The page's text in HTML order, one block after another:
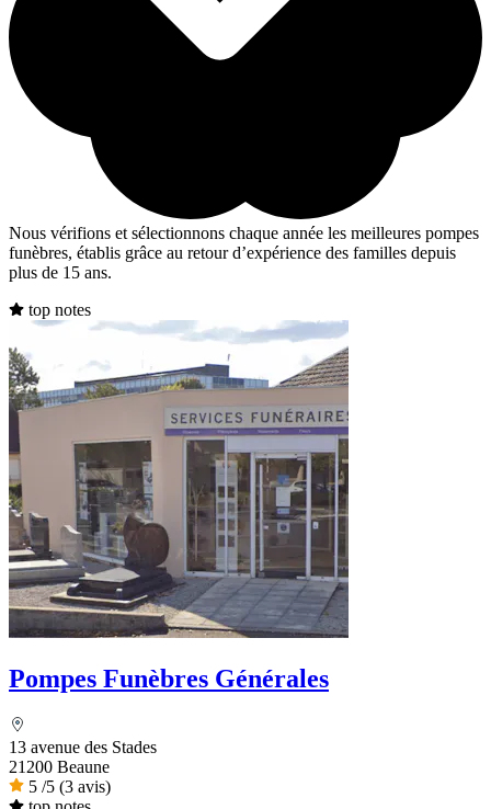
Nous vérifions et sélectionnons chaque année les meilleures pompes
funèbres, établis grâce au retour d’expérience des familles depuis
plus de 15 ans.
top notes
Pompes Funèbres Générales
13 avenue des Stades
21200 Beaune
5 /5 (3 avis)